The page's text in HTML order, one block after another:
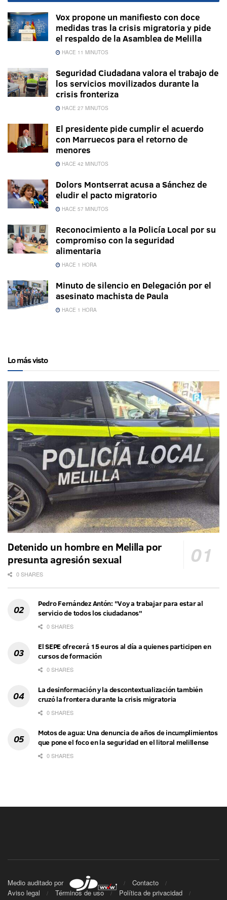
Vox propone un manifiesto con doce
medidas tras la crisis migratoria y pide
el respaldo de la Asamblea de Melilla
HACE 11 MINUTOS
Seguridad Ciudadana valora el trabajo de
los servicios movilizados durante la
crisis fronteriza
HACE 27 MINUTOS
El presidente pide cumplir el acuerdo
con Marruecos para el retorno de
menores
HACE 42 MINUTOS
Dolors Montserrat acusa a Sánchez de
eludir el pacto migratorio
HACE 57 MINUTOS
Reconocimiento a la Policía Local por su
compromiso con la seguridad
alimentaria
HACE 1 HORA
Minuto de silencio en Delegación por el
asesinato machista de Paula
HACE 1 HORA
Lo más visto
Detenido un hombre en Melilla por
presunta agresión sexual
0 SHARES
Pedro Fernández Antón: "Voy a trabajar para estar al
servicio de todos los ciudadanos"
0 SHARES
El SEPE ofrecerá 15 euros al día a quienes participen en
cursos de formación
0 SHARES
La desinformación y la descontextualización también
cruzó la frontera durante la crisis migratoria
0 SHARES
Motos de agua: Una denuncia de años de incumplimientos
que pone el foco en la seguridad en el litoral melillense
0 SHARES
Medio auditado por
Contacto
Aviso legal
Términos de uso
Política de privacidad